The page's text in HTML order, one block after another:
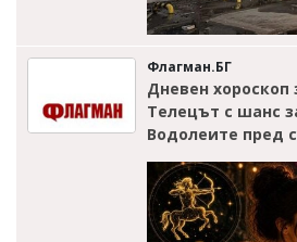
Флагман.БГ
Дневен хороскоп
Телецът с шанс
Водолеите пред